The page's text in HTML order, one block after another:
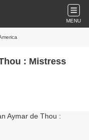
MENU
: Mistress